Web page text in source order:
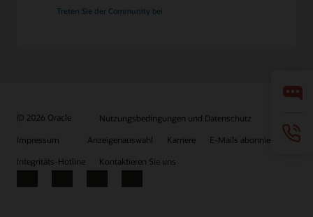
Treten Sie der Community bei
© 2026 Oracle
Nutzungsbedingungen und Datenschutz
Impressum
Anzeigenauswahl Karriere
E-Mails abonnieren
Integritäts-Hotline
Kontaktieren Sie uns
Facebook
X LinkedInYouTube